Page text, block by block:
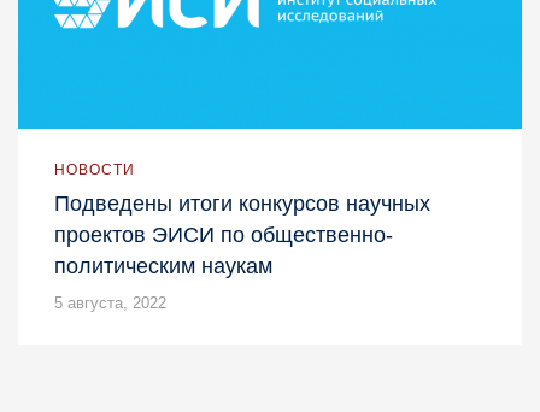
НОВОСТИ
Подведены итоги конкурсов научных
проектов ЭИСИ по общественно-
политическим наукам
5 августа, 2022